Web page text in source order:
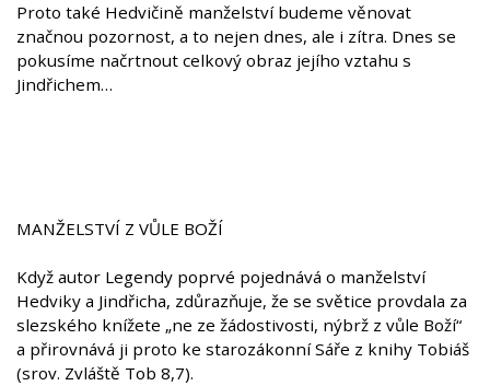
Proto také Hedvičině manželství budeme věnovat
značnou pozornost, a to nejen dnes, ale i zítra. Dnes se
pokusíme načrtnout celkový obraz jejího vztahu s
Jindřichem…
MANŽELSTVÍ Z VŮLE BOŽÍ
Když autor Legendy poprvé pojednává o manželství
Hedviky a Jindřicha, zdůrazňuje, že se světice provdala za
slezského knížete „ne ze žádostivosti, nýbrž z vůle Boží“
a přirovnává ji proto ke starozákonní Sáře z knihy Tobiáš
(srov. Zvláště Tob 8,7).